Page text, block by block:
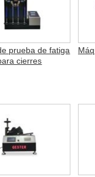
prueba de fatiga
cierres